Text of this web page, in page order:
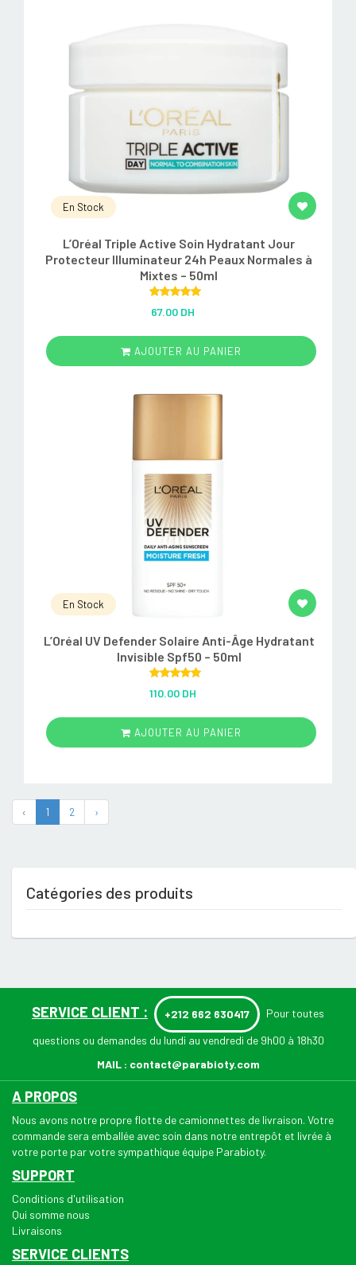
En Stock
L’Oréal Triple Active Soin Hydratant Jour
Protecteur Illuminateur 24h Peaux Normales à
Mixtes – 50ml
out of 5
67.00 DH
AJOUTER AU PANIER
En Stock
L’Oréal UV Defender Solaire Anti-Âge Hydratant
Invisible Spf50 – 50ml
out of 5
110.00 DH
AJOUTER AU PANIER
‹ 1 2 ›
Catégories des produits
SERVICE CLIENT : +212 662 630417 Pour toutes
questions ou demandes du lundi au vendredi de 9h00 à 18h30
MAIL : contact@parabioty.com
A PROPOS
Nous avons notre propre flotte de camionnettes de livraison. Votre
commande sera emballée avec soin dans notre entrepôt et livrée à
votre porte par votre sympathique équipe Parabioty.
SUPPORT
Conditions d'utilisation
Qui somme nous
Livraisons
SERVICE CLIENTS